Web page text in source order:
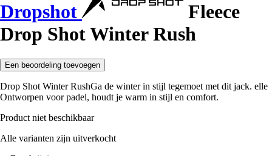
Dropshot
Fleece
Drop Shot Winter Rush
Een beoordeling toevoegen
Drop Shot Winter RushGa de winter in stijl tegemoet met dit jack. elle
Ontworpen voor padel, houdt je warm in stijl en comfort.
Product niet beschikbaar
Alle varianten zijn uitverkocht